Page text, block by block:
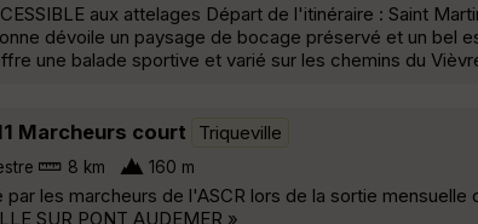
aux attelages Départ de l'itinéraire : Saint
dévoile un paysage de bocage préservé et un bel
une balade sportive et varié sur les chemins du
Marcheurs court Triqueville
8 km 160 m
les marcheurs de l'ASCR lors de la sortie
SUR PONT AUDEMER »